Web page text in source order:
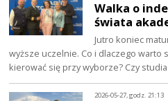
Walka o
świata
Jutro koniec
wyższe uczelnie. Co i dlaczego warto
kierować się przy wyborze? Czy
2026-05-27, godz. 21:13